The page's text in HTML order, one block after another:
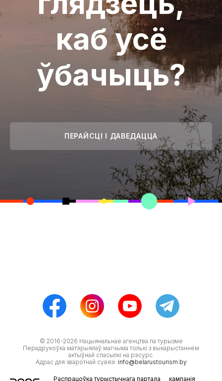
каб усё
ўбачыць?
ПЕРАЙСЦІ І ДАВЕДАЦЦА
© 2016-2026 Нацыянальнае агенцтва па турызме
Перадрукоўка матэрыялаў магчыма толькі з выкарыстаннем
актыўнай спасылкі на рэсурс.
Адрас для зваротнай сувязі: info@belarustourism.by
Распрацоўка турыстычнага партала кампанія